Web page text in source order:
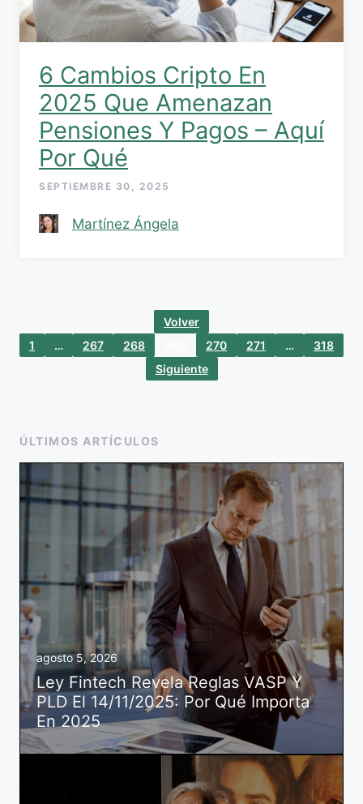
6 Cambios Cripto En
2025 Que Amenazan
Pensiones Y Pagos – Aquí
Por Qué
SEPTIEMBRE 30, 2025
Martínez Ángela
Volver
1
… 267 268 270 271 …
318
Siguiente
ÚLTIMOS ARTÍCULOS
agosto 5, 2026
Ley Fintech Revela Reglas VASP Y
PLD El 14/11/2025: Por Qué Importa
En 2025